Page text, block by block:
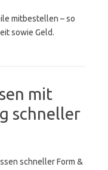
mitbestellen – so
sowie Geld.
mit
schneller
schneller Form &